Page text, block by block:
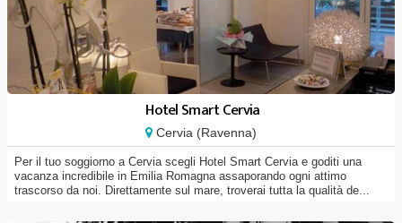
Hotel Smart Cervia
Cervia (Ravenna)
Per il tuo soggiorno a Cervia scegli Hotel Smart Cervia e goditi una
vacanza incredibile in Emilia Romagna assaporando ogni attimo
trascorso da noi. Direttamente sul mare, troverai tutta la qualità de...